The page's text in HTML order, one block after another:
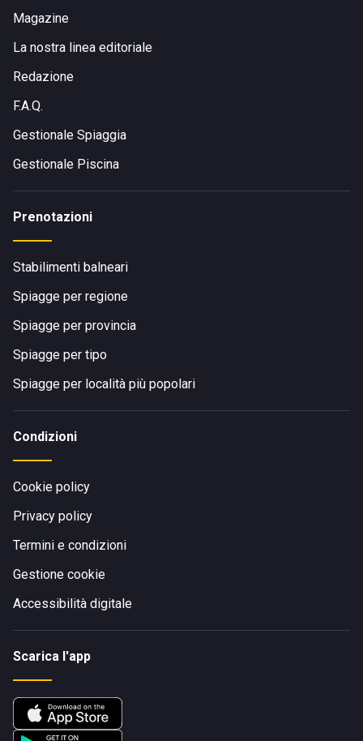
Magazine
La nostra linea editoriale
Redazione
F.A.Q.
Gestionale Spiaggia
Gestionale Piscina
Prenotazioni
Stabilimenti balneari
Spiagge per regione
Spiagge per provincia
Spiagge per tipo
Spiagge per località più popolari
Condizioni
Cookie policy
Privacy policy
Termini e condizioni
Gestione cookie
Accessibilità digitale
Scarica l'app